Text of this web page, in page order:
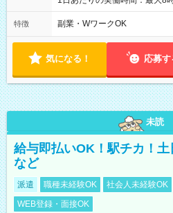
16:30 【火木】：8:45～19:00 週3日～OK、シフト制 ※扶養内
勤務OK ※月1回～2回程度、日曜日出勤をお願いします。 ※時間
ん。
特徴 副業・WワークOK
気になる！ 応募す
未読
給与即払いOK！駅チカ！
など
派遣 職種未経験OK 社会人未経験OK
WEB登録・面接OK